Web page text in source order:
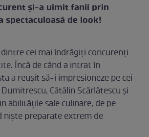
și-a uimit fanii prin
spectaculoasă de look!
cei mai îndrăgiți concurenți
Încă de când a intrat în
a reușit să-i impresioneze pe cei
Cătălin Scărlătescu și
abilitățile sale culinare, de pe
niște preparate extrem de